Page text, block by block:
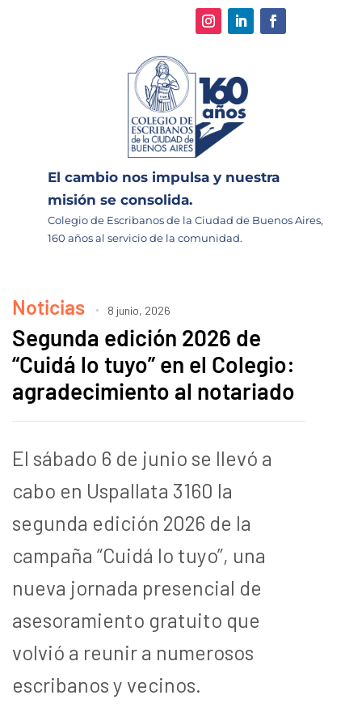
El cambio nos impulsa y nuestra
misión se consolida.
Colegio de Escribanos de la Ciudad de Buenos Aires,
160 años al servicio de la comunidad.
Noticias 8 junio, 2026
Segunda edición 2026 de
“Cuidá lo tuyo” en el Colegio:
agradecimiento al notariado
El sábado 6 de junio se llevó a
cabo en Uspallata 3160 la
segunda edición 2026 de la
campaña “Cuidá lo tuyo”, una
nueva jornada presencial de
asesoramiento gratuito que
volvió a reunir a numerosos
escribanos y vecinos.